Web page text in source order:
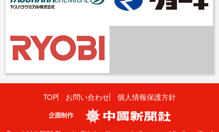
TOP お問い合わせ 個人情報保護方針